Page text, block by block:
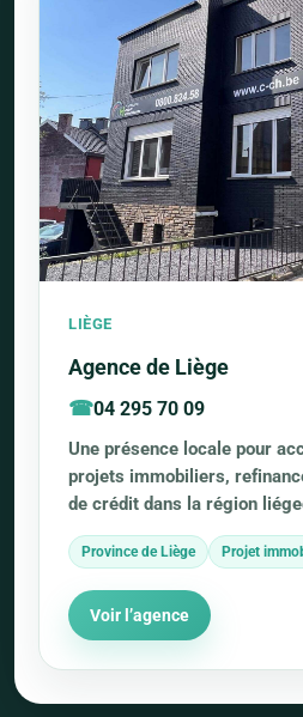
LIÈGE
Agence de Liège
04 295 70 09
Une présence locale pour
projets immobiliers,
de crédit dans la région
Province de Liège Projet
Voir l’agence